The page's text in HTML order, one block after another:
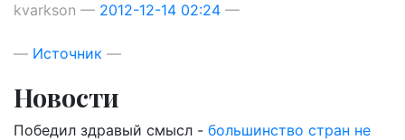
kvarkson 2012-12-14 02:24
Источник
Новости
Победил здравый смысл - большинство стран не